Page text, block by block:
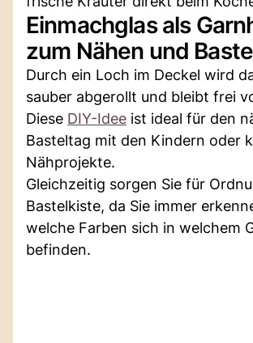
Einmachglas als
zum Nähen und
Durch ein Loch im Deckel wird
sauber abgerollt und bleibt frei
Diese DIY-Idee ist ideal für den
Basteltag mit den Kindern oder
Nähprojekte.
Gleichzeitig sorgen Sie für
Bastelkiste, da Sie immer
welche Farben sich in welchem
befinden.